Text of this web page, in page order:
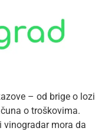
– od brige o lozi
o troškovima.
vinogradar mora da